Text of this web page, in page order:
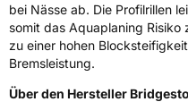
Allgemeine
Herstellerkontakt
bei Nässe ab. Die Profilrillen
somit das Aquaplaning
zu einer hohen
Bremsleistung.
Über den Hersteller